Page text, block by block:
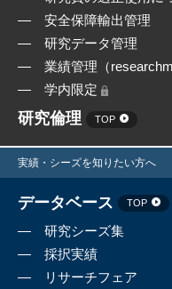
安全保障輸出管理
研究データ管理
業績管理（
学内限定
研究倫理 TOP
実績・シーズを知りたい方へ
データベース TOP
研究シーズ集
採択実績
リサーチフェア